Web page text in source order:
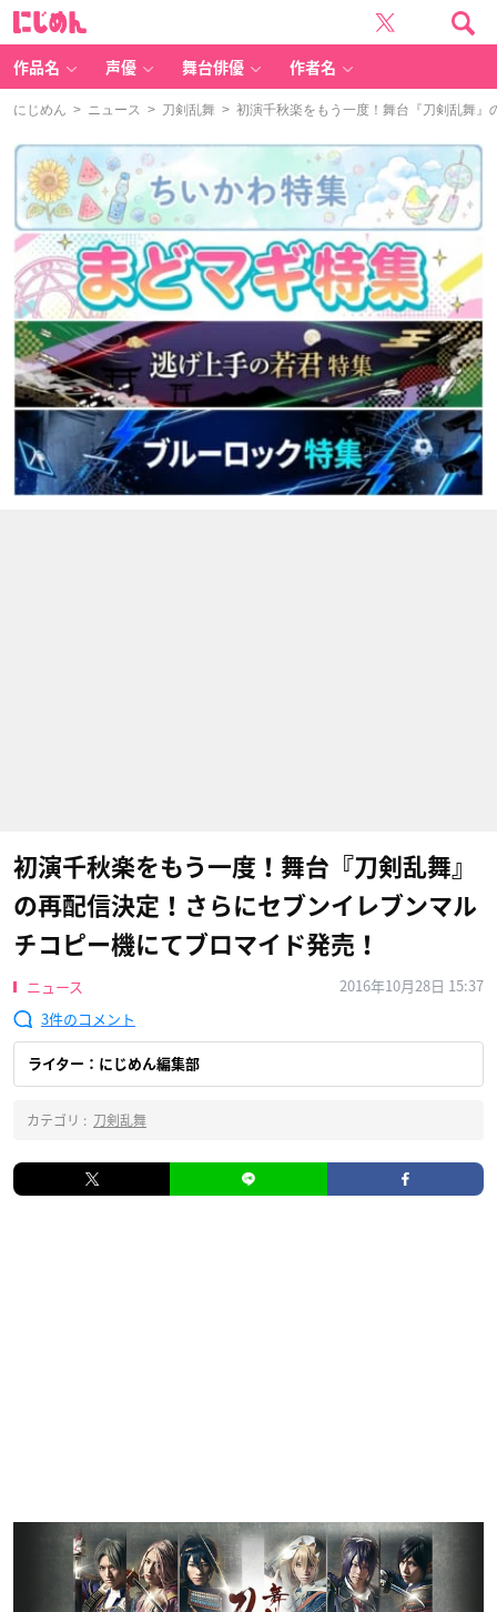
作品名 声優 舞台俳優 作者名
にじめん > ニュース > 刀剣乱舞 > 初演千秋楽をもう一度！舞台『刀剣乱舞』
初演千秋楽をもう一度！舞台『刀剣乱舞』
の再配信決定！さらにセブンイレブンマル
チコピー機にてブロマイド発売！
ニュース
2016年10月28日 15:37
3
ライター：にじめん編集部
カテゴリ : 刀剣乱舞